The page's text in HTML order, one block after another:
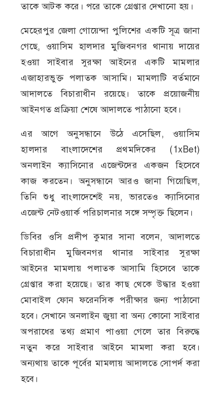
তাকে আটক করে। পরে তাকে গ্রেপ্তার দেখানো হয়।
মেহেরপুর জেলা গোয়েন্দা পুলিশের একটি সূত্র জানা
গেছে, ওয়াসিম হালদার মুজিবনগর থানায় দায়ের
হওয়া সাইবার সুরক্ষা আইনের একটি মামলার
এজাহারভুক্ত পলাতক আসামি। মামলাটি বর্তমানে
আদালতে বিচারাধীন রয়েছে। তাকে প্রয়োজনীয়
আইনগত প্রক্রিয়া শেষে আদালতে পাঠানো হবে।
এর আগে অনুসন্ধানে উঠে এসেছিল, ওয়াসিম
হালদার বাংলাদেশের প্রথমদিকের (1xBet)
অনলাইন ক্যাসিনোর এজেন্টদের একজন হিসেবে
কাজ করতেন। অনুসন্ধানে আরও জানা গিয়েছিল,
তিনি শুধু বাংলাদেশেই নয়, ভারতেও ক্যাসিনোর
এজেন্ট নেটওয়ার্ক পরিচালনার সঙ্গে সম্পৃক্ত ছিলেন।
ডিবির ওসি প্রদীপ কুমার সানা বলেন, আদালতে
বিচারাধীন মুজিবনগর থানার সাইবার সুরক্ষা
আইনের মামলায় পলাতক আসামি হিসেবে তাকে
গ্রেপ্তার করা হয়েছে। তার কাছ থেকে উদ্ধার হওয়া
মোবাইল ফোন ফরেনসিক পরীক্ষার জন্য পাঠানো
হবে। সেখানে অনলাইন জুয়া বা অন্য কোনো সাইবার
অপরাধের তথ্য প্রমাণ পাওয়া গেলে তার বিরুদ্ধে
নতুন করে সাইবার আইনে মামলা করা হবে।
অন্যথায় তাকে পূর্বের মামলায় আদালতে সোপর্দ করা
হবে।